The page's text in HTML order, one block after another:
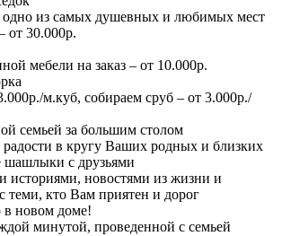
одно из самых душевных и любимых мест
от 30.000р.
мебели на заказ – от 10.000р.
м.куб, собираем сруб – от 3.000р./
семьей за большим столом
в кругу Ваших родных и близких
шашлыки с друзьями
историями, новостями из жизни и
теми, кто Вам приятен и дорог
в новом доме!
минутой, проведенной с семьей